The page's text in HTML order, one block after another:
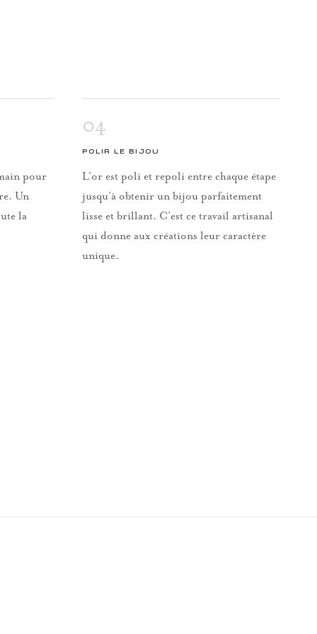
pour
Un
la
04
POLIR LE BIJOU
L’or est poli et repoli entre chaque étape
jusqu’à obtenir un bijou parfaitement
lisse et brillant. C’est ce travail artisanal
qui donne aux créations leur caractère
unique.